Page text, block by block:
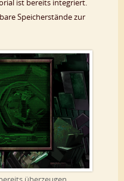
ist bereits integriert.
Speicherstände zur